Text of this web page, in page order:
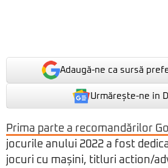
Adaugă-ne ca sursă
Urmărește-ne in
Prima parte a recomandărilor
jocurile anului 2022 a fost
jocuri cu mașini, titluri action/